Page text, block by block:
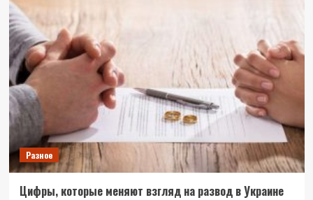
Разное
Цифры, которые меняют взгляд на развод в Украине